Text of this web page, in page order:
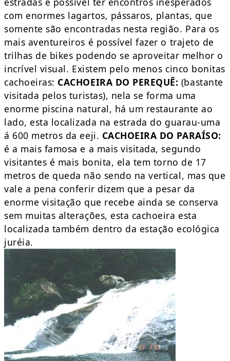
com enormes lagartos, pássaros, plantas, que
somente são encontradas nesta região. Para os
mais aventureiros é possível fazer o trajeto de
trilhas de bikes podendo se aproveitar melhor o
incrível visual. Existem pelo menos cinco bonitas
cachoeiras: CACHOEIRA DO PEREQUÊ: (bastante
visitada pelos turistas), nela se forma uma
enorme piscina natural, há um restaurante ao
lado, esta localizada na estrada do guarau-uma
á 600 metros da eeji. CACHOEIRA DO PARAÍSO:
é a mais famosa e a mais visitada, segundo
visitantes é mais bonita, ela tem torno de 17
metros de queda não sendo na vertical, mas que
vale a pena conferir dizem que a pesar da
enorme visitação que recebe ainda se conserva
sem muitas alterações, esta cachoeira esta
localizada também dentro da estação ecológica
juréia.